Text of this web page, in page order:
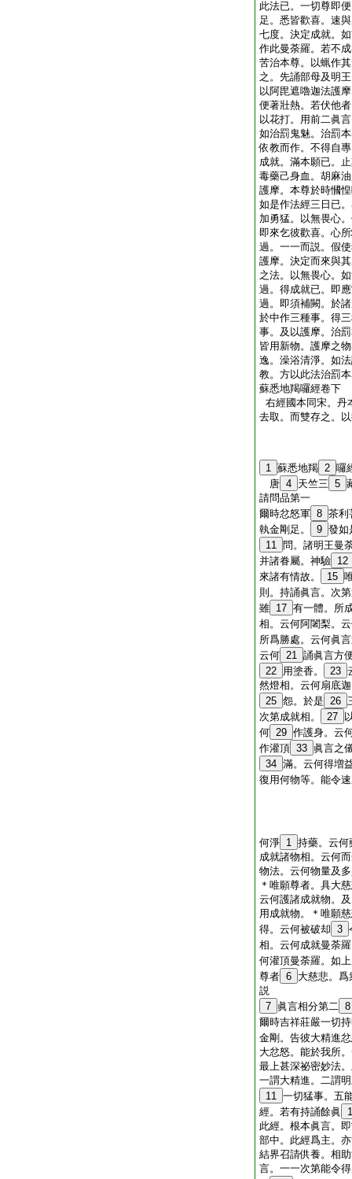
此法已。一切尊即
足。悉皆歡喜。速
七度。決定成就。
作此曼荼羅。若不
苦治本尊。以蝋作
之。先誦部母及明
以阿毘遮嚕迦法護
便著壯熱。若伏他
以花打。用前二眞
如治罰鬼魅。治罰
依教而作。不得自
成就。滿本願已。
毒藥己身血。胡麻
護摩。本尊於時慖
如是作法經三日已
加勇猛。以無畏心
即來乞彼歡喜。心
過。一一而説。假
護摩。決定而來與
之法。以無畏心。
過。得成就已。即
過。即須補闕。於
於中作三種事。得
事。及以護摩。治
皆用新物。護摩之
逸。澡浴清淨。如
教。方以此法治罰
蘇悉地羯囉經卷下
右經國本同宋。丹
去取。而雙存之。
1 蘇悉地羯 2 囉
唐 4 天竺三 5
請問品第一
爾時忿怒軍 8 茶利
執金剛足。
9 發如
11 問。諸明王曼
并諸眷屬。神驗 12
來諸有情故。
15
則。持誦眞言。次
雖 17 有一體。所
相。云何阿闍梨。
所爲勝處。云何眞
云何 21 誦眞言方
22 用塗香。 23
然燈相。云何扇底
25 怨。於是 26
次第成就相。
27
何 29 作護身。云
作灌頂 33 眞言之
34 滿。云何得増
復用何物等。能令
何淨 1 持藥。云何
成就諸物相。云何
物法。云何物量及
＊唯願尊者。具大
云何護諸成就物。
用成就物。＊唯願
得。云何被破却 3
相。云何成就曼荼
何灌頂曼荼羅。如
尊者 6 大慈悲。
説
7 眞言相分第二 8
爾時吉祥莊嚴一切
金剛。告彼大精進
大忿怒。能於我所
最上甚深祕密妙法
一謂大精進。二謂
11 一切猛事。五
經。若有持誦餘眞
此經。根本眞言。
部中。此經爲主。
結界召請供養。相
言。一一次第能令